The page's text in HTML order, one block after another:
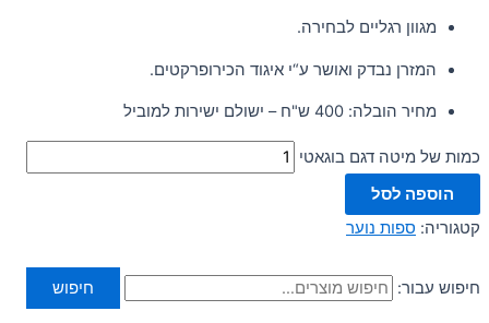
מגוון רגליים לבחירה.
המזרן נבדק ואושר ע“י איגוד הכירופרקטים.
מחיר הובלה: 400 ש"ח – ישולם ישירות למוביל
כמות של מיטה דגם בוגאטי
הוספה לסל
קטגוריה: ספות נוער
חיפוש עבור: חיפוש